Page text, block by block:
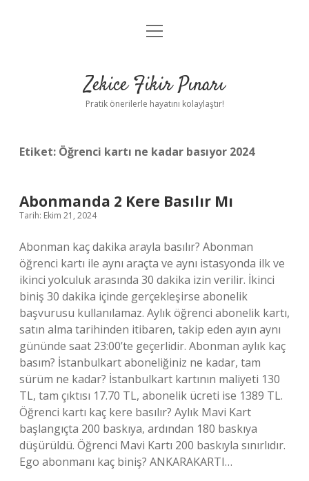
Anasayfa
Yasal Uyarı
menüyü
Zekice Fikir Pınarı
Pratik önerilerle hayatını kolaylaştır!
Etiket: Öğrenci kartı ne kadar basıyor 2024
Abonmanda 2 Kere Basılır Mı
Tarih: Ekim 21, 2024
Abonman kaç dakika arayla basılır? Abonman
öğrenci kartı ile aynı araçta ve aynı istasyonda ilk ve
ikinci yolculuk arasında 30 dakika izin verilir. İkinci
biniş 30 dakika içinde gerçekleşirse abonelik
başvurusu kullanılamaz. Aylık öğrenci abonelik kartı,
satın alma tarihinden itibaren, takip eden ayın aynı
gününde saat 23:00’te geçerlidir. Abonman aylık kaç
basım? İstanbulkart aboneliğiniz ne kadar, tam
sürüm ne kadar? İstanbulkart kartının maliyeti 130
TL, tam çıktısı 17.70 TL, abonelik ücreti ise 1389 TL.
Öğrenci kartı kaç kere basılır? Aylık Mavi Kart
başlangıçta 200 baskıya, ardından 180 baskıya
düşürüldü. Öğrenci Mavi Kartı 200 baskıyla sınırlıdır.
Ego abonmanı kaç biniş? ANKARAKARTI…